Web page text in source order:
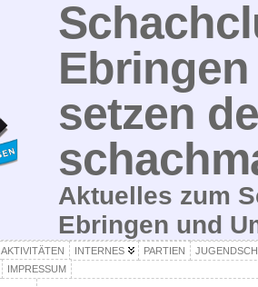
setzen
Aktuelles zum
Ebringen und
AKTIVITÄTEN INTERNES PARTIEN
IMPRESSUM